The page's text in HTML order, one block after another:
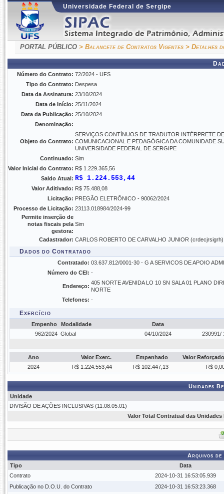
Universidade Federal de Sergipe
PORTAL PÚBLICO > Balancete de Contratos Vigentes > Detalhes
Número do Contrato: 72/2024 - UFS
Tipo do Contrato: Despesa
Data da Assinatura: 23/10/2024
Data de Início: 25/11/2024
Data da Publicação: 25/10/2024
Denominação:
Objeto do Contrato:
SERVIÇOS CONTÍNUOS DE TRADUTOR INTÉRPRETE
COMUNICACIONAL E PEDAGÓGICA DA COMUNIDADE
UNIVERSIDADE FEDERAL DE SERGIPE
Continuado: Sim
Valor Inicial do Contrato: R$ 1.229.365,56
Saldo Atual: R$ 1.224.553,44
Valor Aditivado: R$ 75.488,08
Licitação: PREGÂO ELETRÔNICO - 90062/2024
Processo de Licitação: 23113.018984/2024-99
Permite inserção de
notas fiscais pela
gestora:
Sim
Cadastrador: CARLOS ROBERTO DE CARVALHO JUNIOR (crdecjrsigrh)
Dados do Contratado
Contratado: 03.637.812/0001-30 - G A SERVICOS DE APOIO
Número do CEI: -
Endereço:
405 NORTE AVENIDA LO 10 SN SALA 01 PLANO
NORTE
Telefones: -
Exercício
Empenho Modalidade
Data
962/2024 Global 04/10/2024 230991/
Ano Valor Exerc. Empenhado
Valor Reforçado
2024
R$ 1.224.553,44 R$ 102.447,13 R$
Unidades
Unidade
DIVISÃO DE AÇÕES INCLUSIVAS (11.08.05.01)
Valor Total Contratual das
Arquivos
Tipo
Data
Contrato
2024-10-31 16:53:05.939
Publicação no D.O.U. do Contrato
2024-10-31 16:53:23.368